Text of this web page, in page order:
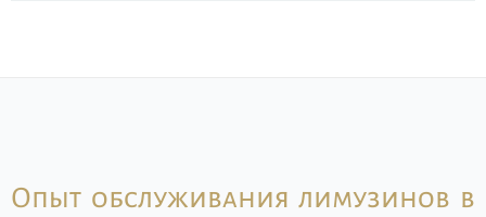
Опыт обслуживания лимузинов в